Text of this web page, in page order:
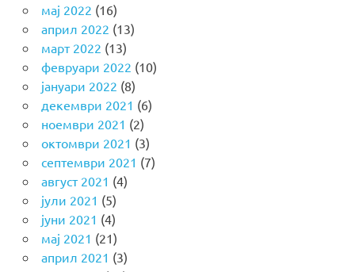
мај 2022 (16)
април 2022 (13)
март 2022 (13)
февруари 2022 (10)
јануари 2022 (8)
декември 2021 (6)
ноември 2021 (2)
октомври 2021 (3)
септември 2021 (7)
август 2021 (4)
јули 2021 (5)
јуни 2021 (4)
мај 2021 (21)
април 2021 (3)